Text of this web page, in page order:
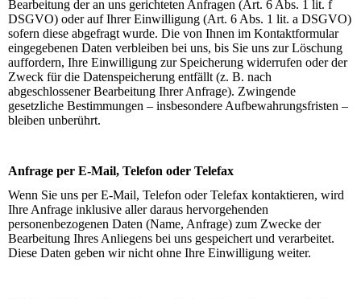
Bearbeitung der an uns gerichteten Anfragen (Art. 6 Abs. 1 lit. f
DSGVO) oder auf Ihrer Einwilligung (Art. 6 Abs. 1 lit. a DSGVO)
sofern diese abgefragt wurde. Die von Ihnen im Kontaktformular
eingegebenen Daten verbleiben bei uns, bis Sie uns zur Löschung
auffordern, Ihre Einwilligung zur Speicherung widerrufen oder der
Zweck für die Datenspeicherung entfällt (z. B. nach
abgeschlossener Bearbeitung Ihrer Anfrage). Zwingende
gesetzliche Bestimmungen – insbesondere Aufbewahrungsfristen –
bleiben unberührt.
Anfrage per E-Mail, Telefon oder Telefax
Wenn Sie uns per E-Mail, Telefon oder Telefax kontaktieren, wird
Ihre Anfrage inklusive aller daraus hervorgehenden
personenbezogenen Daten (Name, Anfrage) zum Zwecke der
Bearbeitung Ihres Anliegens bei uns gespeichert und verarbeitet.
Diese Daten geben wir nicht ohne Ihre Einwilligung weiter.